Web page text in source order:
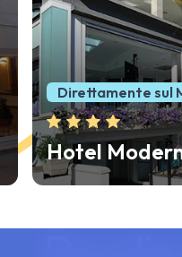
A 150m dal Mare
Hotel Dante